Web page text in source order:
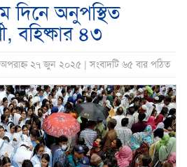
দিনে অনুপস্থিত
বহিষ্কার ৪৩
২৭ জুন ২০২৫ | সংবাদটি ৬৫ বার পঠিত